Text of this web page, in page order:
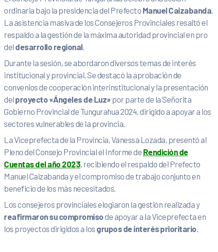
ordinaria bajo la presidencia del Prefecto Manuel Caizabanda.
La asistencia masiva de los Consejeros Provinciales resaltó el
respaldo a la gestión de la máxima autoridad provincial en pro
del desarrollo regional.
Durante la sesión, se abordaron diversos temas de interés
institucional y provincial. Se destacó la aprobación de
convenios de cooperación interinstitucional y la presentación
del proyecto «Ángeles de Luz» por parte de la Señorita
Gobierno Provincial de Tungurahua 2024, dirigido a apoyar a los
sectores vulnerables de la provincia.
La Viceprefecta de la Provincia, Vanessa Lozada, presentó al
Pleno del Consejo Provincial el Informe de Rendición de
Cuentas del año 2023, recibiendo el respaldo del Prefecto
Manuel Caizabanda y el compromiso de trabajo conjunto en
beneficio de los más necesitados.
Los consejeros provinciales elogiaron la gestión realizada y
reafirmaron su compromisode apoyar a la Viceprefecta en
los proyectos dirigidos a los grupos de interés prioritario.